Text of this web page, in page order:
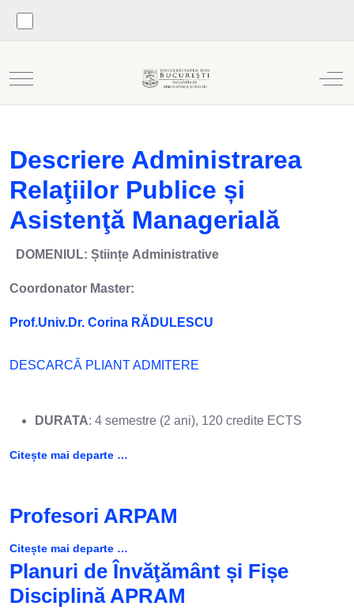
Mobile Menu Toggle Off-
Descriere Administrarea
Relaţiilor Publice și
Asistenţă Managerială
DOMENIUL: Științe Administrative
Coordonator Master:
Prof.Univ.Dr. Corina RĂDULESCU
DESCARCĂ PLIANT ADMITERE
DURATA: 4 semestre (2 ani), 120 credite ECTS
Citește mai departe …
Profesori ARPAM
Citește mai departe …
Planuri de Învăţământ și Fișe
Disciplină APRAM